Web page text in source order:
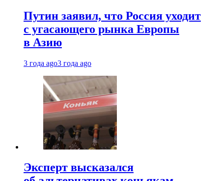
Путин заявил, что Россия уходит
с угасающего рынка Европы
в Азию
3 года ago3 года ago
Эксперт высказался